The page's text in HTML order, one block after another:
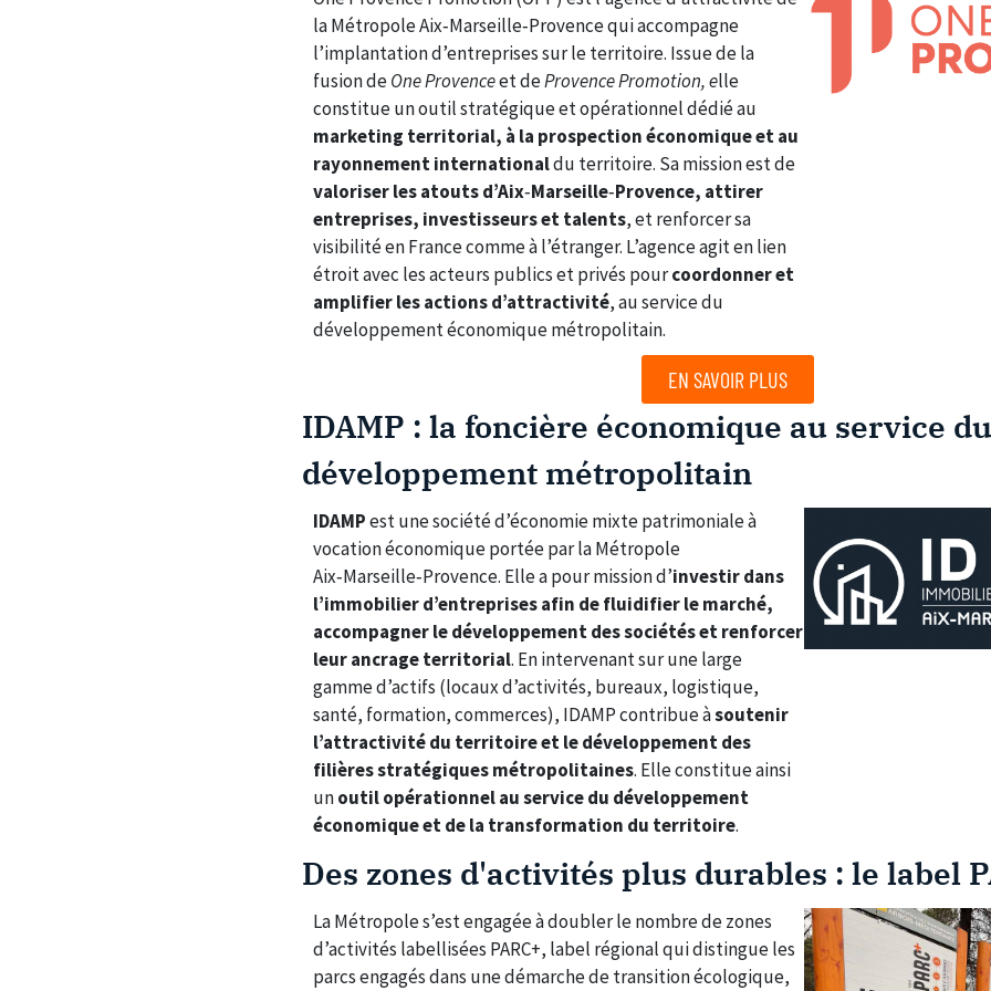
la Métropole Aix‑Marseille‑Provence qui accompagne
l’implantation d’entreprises sur le territoire. Issue de la
fusion deOne Provenceet deProvence Promotion, elle
constitue un outil stratégique et opérationnel dédié au
marketing territorial, à la prospection économique et au
rayonnement internationaldu territoire. Sa mission est de
valoriser les atouts d’Aix‑Marseille‑Provence, attirer
entreprises, investisseurs et talents, et renforcer sa
visibilité en France comme à l’étranger. L’agence agit en lien
étroit avec les acteurs publics et privés pourcoordonner et
amplifier les actions d’attractivité, au service du
développement économique métropolitain.
EN SAVOIR PLUS
IDAMP : la foncière économique au service
développement métropolitain
IDAMPest une société d’économie mixte patrimoniale à
vocation économique portée par la Métropole
Aix‑Marseille‑Provence. Elle a pour mission d’investir dans
l’immobilier d’entreprises afin de fluidifier le marché,
accompagner le développement des sociétés et renforcer
leur ancrage territorial. En intervenant sur une large
gamme d’actifs (locaux d’activités, bureaux, logistique,
santé, formation, commerces), IDAMP contribue àsoutenir
l’attractivité du territoire et le développement des
filières stratégiques métropolitaines. Elle constitue ainsi
unoutil opérationnel au service du développement
économique et de la transformation du territoire.
Des zones d'activités plus durables : le label
La Métropole s’est engagée à doubler le nombre de zones
d’activités labellisées PARC+, label régional qui distingue les
parcs engagés dans une démarche de transition écologique,